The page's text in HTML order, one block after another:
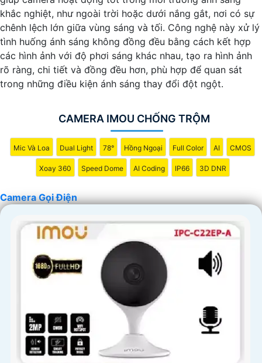
khắc nghiệt, như ngoài trời hoặc dưới nắng gắt, nơi có sự
chênh lệch lớn giữa vùng sáng và tối. Công nghệ này xử lý
tình huống ánh sáng không đồng đều bằng cách kết hợp
các hình ảnh với độ phơi sáng khác nhau, tạo ra hình ảnh
rõ ràng, chi tiết và đồng đều hơn, phù hợp để quan sát
trong những điều kiện ánh sáng thay đổi đột ngột.
CAMERA IMOU CHỐNG TRỘM
Mic Và Loa Dual Light 78° Hồng Ngoại Full Color AI CMOS
Xoay 360 Speed Dome AI Coding IP66 3D DNR
Camera Gọi Điện